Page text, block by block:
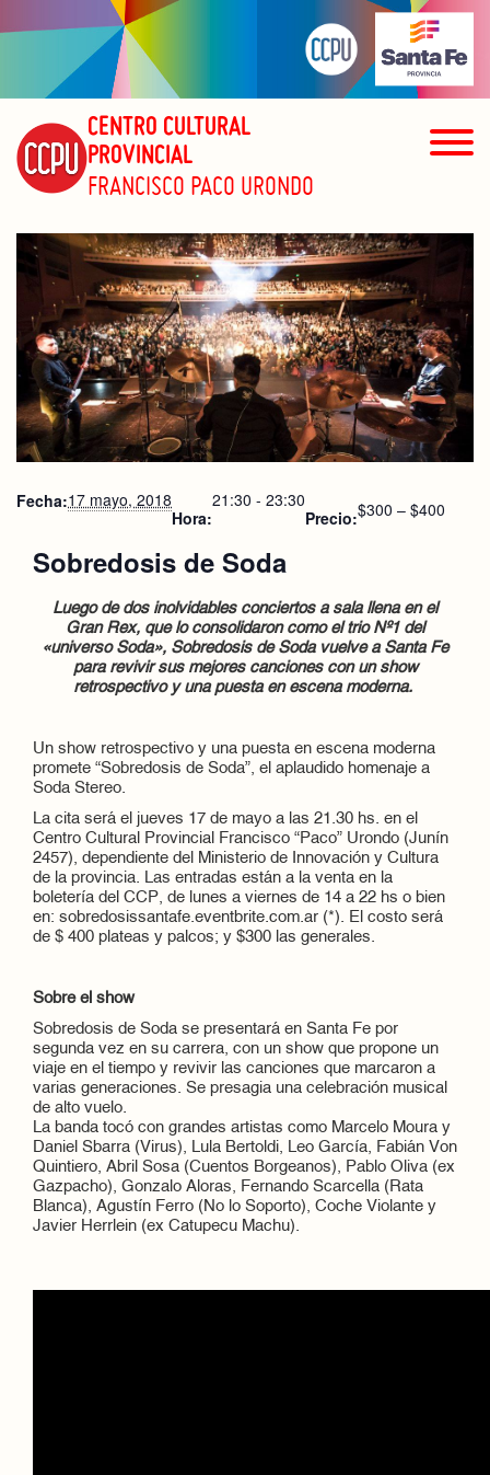
CENTRO CULTURAL
PROVINCIAL
FRANCISCO PACO URONDO
Fecha:17 mayo, 2018
Hora:
21:30 - 23:30
Precio:$300 – $400
Sobredosis de Soda
Luego de dos inolvidables conciertos a sala llena en el
Gran Rex, que lo consolidaron como el trio Nº1 del
«universo Soda», Sobredosis de Soda vuelve a Santa Fe
para revivir sus mejores canciones con un show
retrospectivo y una puesta en escena moderna.
Un show retrospectivo y una puesta en escena moderna
promete “Sobredosis de Soda”, el aplaudido homenaje a
Soda Stereo.
La cita será el jueves 17 de mayo a las 21.30 hs. en el
Centro Cultural Provincial Francisco “Paco” Urondo (Junín
2457), dependiente del Ministerio de Innovación y Cultura
de la provincia. Las entradas están a la venta en la
boletería del CCP, de lunes a viernes de 14 a 22 hs o bien
en: sobredosissantafe.eventbrite.com.ar (*). El costo será
de $ 400 plateas y palcos; y $300 las generales.
Sobre el show
Sobredosis de Soda se presentará en Santa Fe por
segunda vez en su carrera, con un show que propone un
viaje en el tiempo y revivir las canciones que marcaron a
varias generaciones. Se presagia una celebración musical
de alto vuelo.
La banda tocó con grandes artistas como Marcelo Moura y
Daniel Sbarra (Virus), Lula Bertoldi, Leo García, Fabián Von
Quintiero, Abril Sosa (Cuentos Borgeanos), Pablo Oliva (ex
Gazpacho), Gonzalo Aloras, Fernando Scarcella (Rata
Blanca), Agustín Ferro (No lo Soporto), Coche Violante y
Javier Herrlein (ex Catupecu Machu).